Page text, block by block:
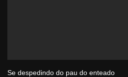
Se despedindo do pau do enteado